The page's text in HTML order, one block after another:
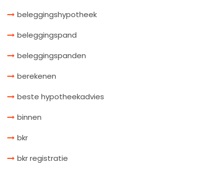
beleggingshypotheek
beleggingspand
beleggingspanden
berekenen
beste hypotheekadvies
binnen
bkr
bkr registratie